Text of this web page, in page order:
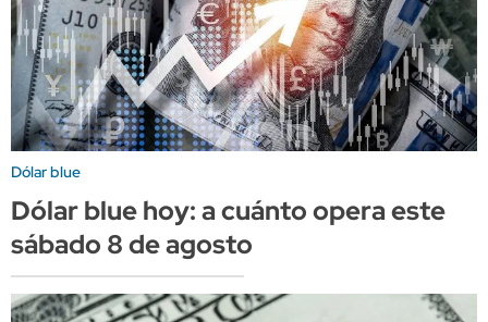
Dólar blue
Dólar blue hoy: a cuánto opera este
sábado 8 de agosto